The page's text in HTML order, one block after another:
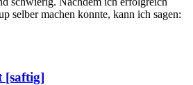
selber machen konnte, kann ich sagen:
[saftig]